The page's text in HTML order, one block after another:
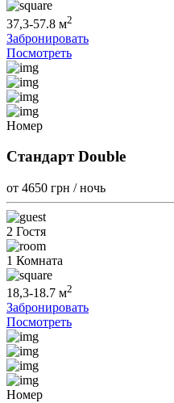
37,3-57.8 м2
Забронировать
Посмотреть
Номер
Стандарт Double
от 4650 грн / ночь
2 Гостя
1 Комната
18,3-18.7 м2
Забронировать
Посмотреть
Номер